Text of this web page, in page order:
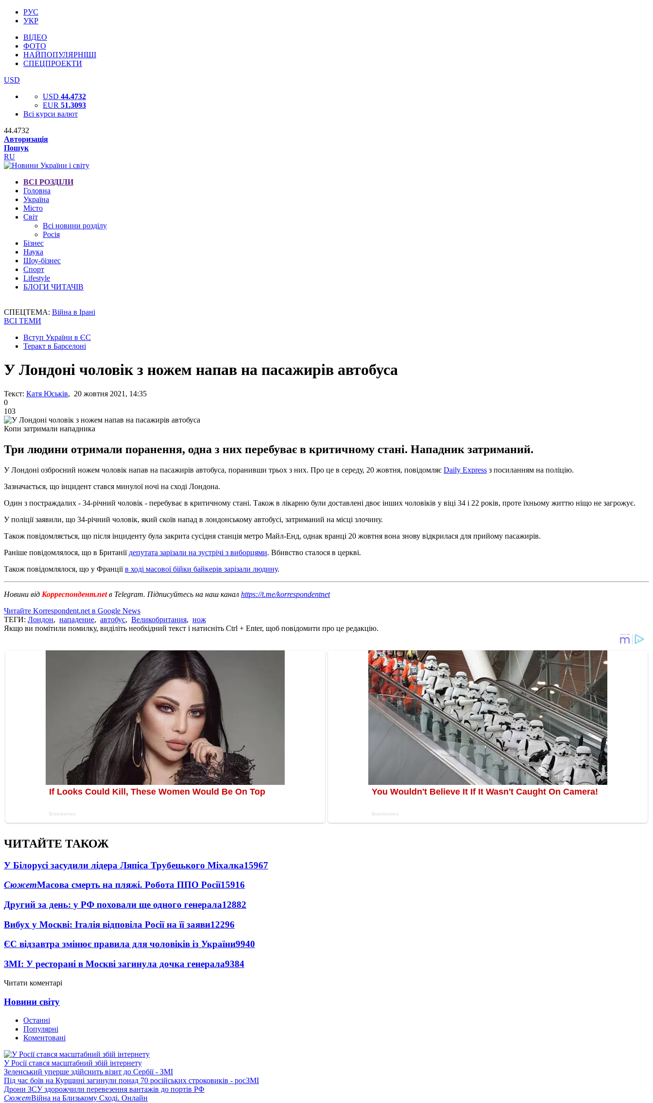
РУС
УКР
ВІДЕО
ФОТО
НАЙПОПУЛЯРНІШІ
СПЕЦПРОЕКТИ
USD
USD 44.4732
EUR 51.3093
Всі курси валют
44.4732
Авторизація
Пошук
RU
ВСІ РОЗДІЛИ
Головна
Україна
Місто
Світ
Всі новини розділу
Росія
Бізнес
Наука
Шоу-бізнес
Спорт
Lifestyle
БЛОГИ ЧИТАЧІВ
СПЕЦТЕМА: Війна в Ірані
ВСІ ТЕМИ
Вступ України в ЄС
Теракт в Барселоні
У Лондоні чоловік з ножем напав на пасажирів автобуса
Текст: Катя Юськів, 20 жовтня 2021, 14:35
0
103
Копи затримали нападника
Три людини отримали поранення, одна з них перебуває в критичному стані. Нападник затриманий.
У Лондоні озброєний ножем чоловік напав на пасажирів автобуса, поранивши трьох з них. Про це в середу, 20 жовтня, повідомляє Daily Express з посиланням на поліцію.
Зазначається, що інцидент стався минулої ночі на сході Лондона.
Один з постраждалих - 34-річний чоловік - перебуває в критичному стані. Також в лікарню були доставлені двоє інших чоловіків у віці 34 і 22 років, проте їхньому життю ніщо не загрожує.
У поліції заявили, що 34-річний чоловік, який скоїв напад в лондонському автобусі, затриманий на місці злочину.
Також повідомляється, що після інциденту була закрита сусідня станція метро Майл-Енд, однак вранці 20 жовтня вона знову відкрилася для прийому пасажирів.
Раніше повідомлялося, що в Британії депутата зарізали на зустрічі з виборцями. Вбивство сталося в церкві.
Також повідомлялося, що у Франціїв ході масової бійки байкерів зарізали людину.
Новини від Корреспондент.netв Telegram. Підписуйтесь на наш канал https://t.me/korrespondentnet
Читайте Korrespondent.net в Google News
ТЕГИ: Лондон, нападение, автобус, Великобритания, нож
Якщо ви помітили помилку, виділіть необхідний текст і натисніть Ctrl + Enter, щоб повідомити про це редакцію.
ЧИТАЙТЕ ТАКОЖ
У Білорусі засудили лідера Ляпіса Трубецького Міхалка15967
СюжетМасова смерть на пляжі. Робота ППО Росії15916
Другий за день: у РФ поховали ще одного генерала12882
Вибух у Москві: Італія відповіла Росії на її заяви12296
ЄС відзавтра змінює правила для чоловіків із України9940
ЗМІ: У ресторані в Москві загинула дочка генерала9384
Читати коментарі
Новини світу
Останні
Популярні
Коментовані
У Росії стався масштабний збій інтернету
Зеленський уперше здійснить візит до Сербії - ЗМІ
Під час боїв на Курщині загинули понад 70 російських строковиків - росЗМІ
Дрони ЗСУ здорожчили перевезення вантажів до портів РФ
СюжетВійна на Близькому Сході. Онлайн